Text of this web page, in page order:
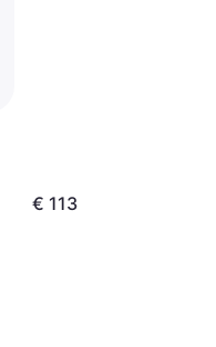
€ 113